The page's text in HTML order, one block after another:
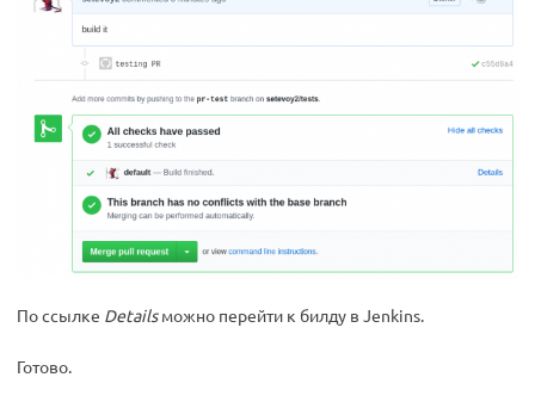
По ссылке Detailsможно перейти к билду в Jenkins.
Готово.